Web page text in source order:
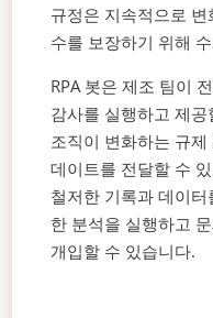
규정은 지속적으로
수를 보장하기 위해
RPA 봇은 제조 팀이
감사를 실행하고 제
조직이 변화하는 규
데이트를 전달할 수
철저한 기록과 데이
한 분석을 실행하고
개입할 수 있습니다.